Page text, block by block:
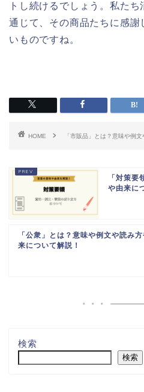
トし続けるでしょう。私た
通じて、その商品たちに感謝
いものですね。
HOME 「市販品」とは？意味や例
「対策
や由来に
「公衆」とは？意味や例文や読み
来について解説！
検索
検索